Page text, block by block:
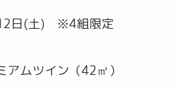
日(土) ※4組限定
ムツイン（42㎡）